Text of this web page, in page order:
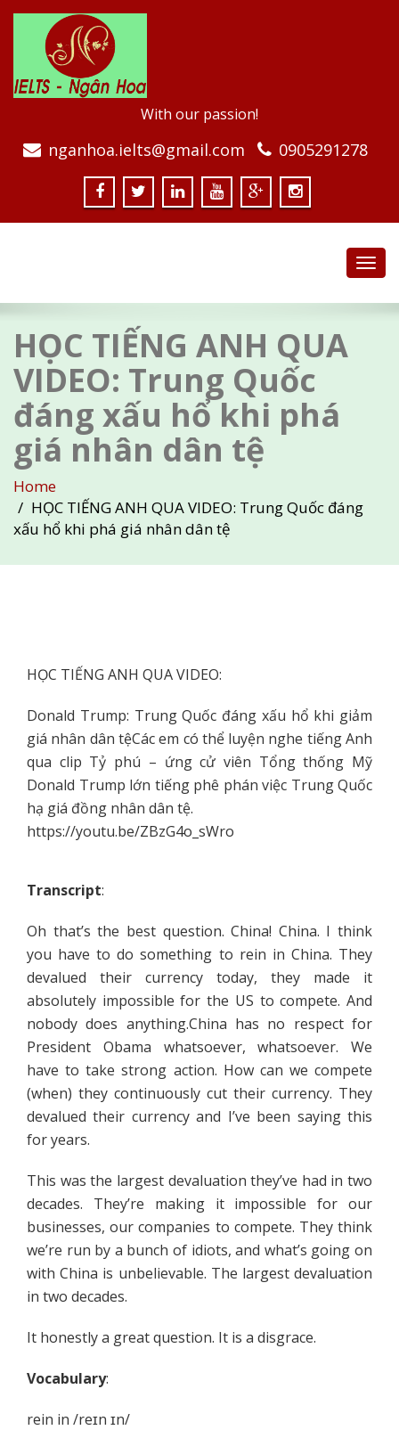
With our passion!
nganhoa.ielts@gmail.com 0905291278
HỌC TIẾNG ANH QUA
VIDEO: Trung Quốc
đáng xấu hổ khi phá
giá nhân dân tệ
Home
HỌC TIẾNG ANH QUA VIDEO: Trung Quốc đáng
xấu hổ khi phá giá nhân dân tệ
HỌC TIẾNG ANH QUA VIDEO:
Donald Trump: Trung Quốc đáng xấu hổ khi giảm
giá nhân dân tệCác em có thể luyện nghe tiếng Anh
qua clip Tỷ phú – ứng cử viên Tổng thống Mỹ
Donald Trump lớn tiếng phê phán việc Trung Quốc
hạ giá đồng nhân dân tệ.
https://youtu.be/ZBzG4o_sWro
Transcript:
Oh that’s the best question. China! China. I think
you have to do something to rein in China. They
devalued their currency today, they made it
absolutely impossible for the US to compete. And
nobody does anything.China has no respect for
President Obama whatsoever, whatsoever. We
have to take strong action. How can we compete
(when) they continuously cut their currency. They
devalued their currency and I’ve been saying this
for years.
This was the largest devaluation they’ve had in two
decades. They’re making it impossible for our
businesses, our companies to compete. They think
we’re run by a bunch of idiots, and what’s going on
with China is unbelievable. The largest devaluation
in two decades.
It honestly a great question. It is a disgrace.
Vocabulary:
rein in /reɪn ɪn/